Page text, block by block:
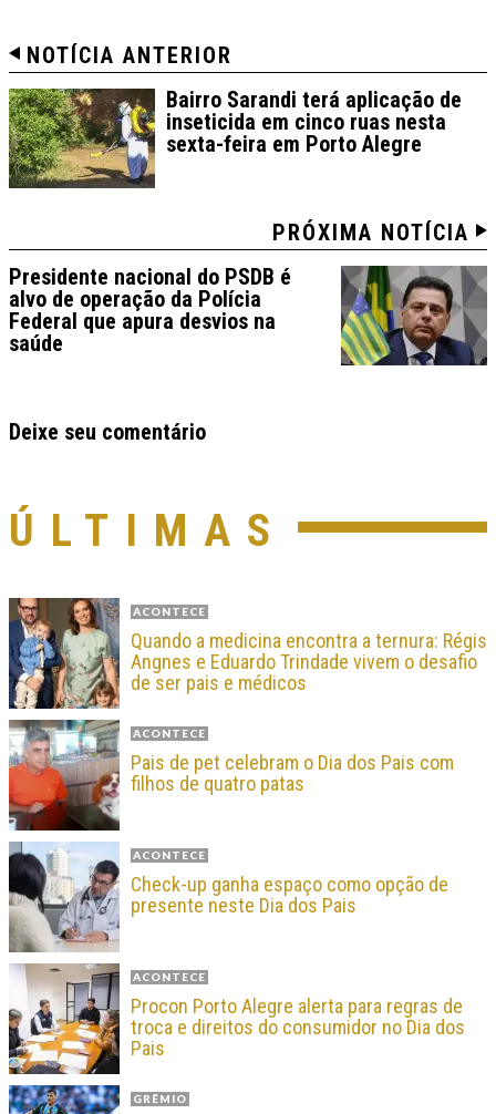
NOTÍCIA ANTERIOR
Bairro Sarandi terá aplicação de
inseticida em cinco ruas nesta
sexta-feira em Porto Alegre
PRÓXIMA NOTÍCIA
Presidente nacional do PSDB é
alvo de operação da Polícia
Federal que apura desvios na
saúde
Deixe seu comentário
ÚLTIMAS
ACONTECE
Quando a medicina encontra a ternura: Régis
Angnes e Eduardo Trindade vivem o desafio
de ser pais e médicos
ACONTECE
Pais de pet celebram o Dia dos Pais com
filhos de quatro patas
ACONTECE
Check-up ganha espaço como opção de
presente neste Dia dos Pais
ACONTECE
Procon Porto Alegre alerta para regras de
troca e direitos do consumidor no Dia dos
Pais
GRÊMIO